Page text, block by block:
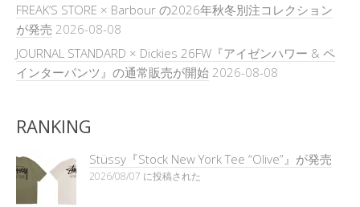
FREAK’S STORE × Barbour の2026年秋冬別注コレクション
が発売 2026-08-08
JOURNAL STANDARD × Dickies 26FW『アイゼンハワー & ペ
インターパンツ』の通常販売が開始 2026-08-08
RANKING
Stüssy『Stock New York Tee “Olive”』が発売
2026/08/07 に投稿された